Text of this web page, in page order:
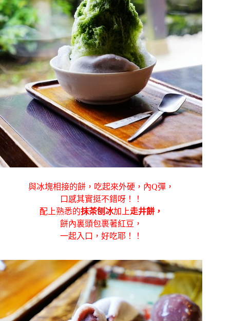
與冰塊相接的餅，吃起來外硬，內Q彈，
口感其實挺不錯呀！！
配上熟悉的抹茶刨冰加上走井餅 ，
餅內裏頭包裹著紅豆，
一起入口，好吃耶！！